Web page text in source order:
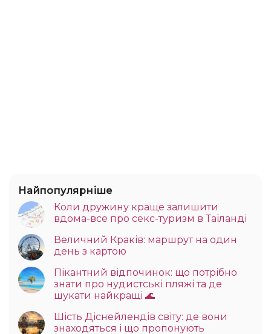
Найпопулярніше
Коли дружину краще залишити
вдома-все про секс-туризм в Таїланді
Величний Краків: маршрут на один
день з картою
Пікантний відпочинок: що потрібно
знати про нудистські пляжі та де
шукати найкращі 🌊
Шість Діснейлендів світу: де вони
знаходяться і що пропонують